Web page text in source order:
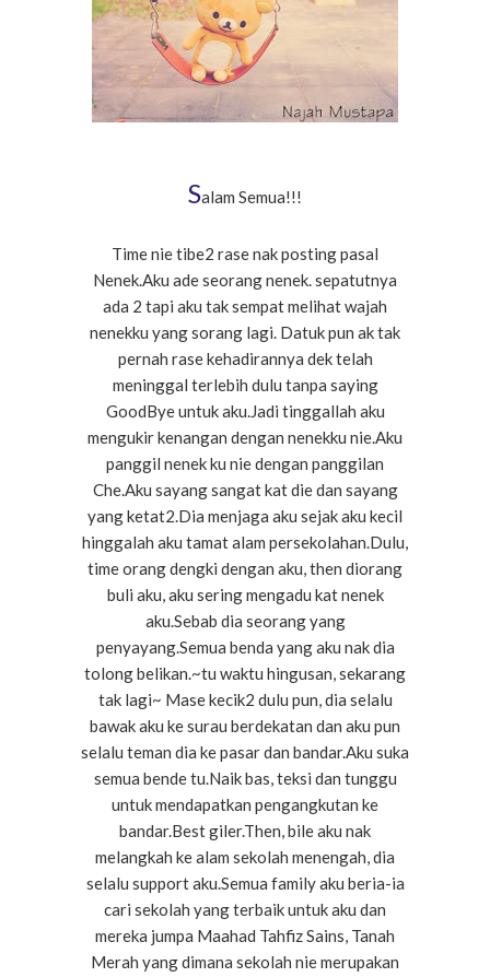
Salam Semua!!!
Time nie tibe2 rase nak posting pasal
Nenek.Aku ade seorang nenek. sepatutnya
ada 2 tapi aku tak sempat melihat wajah
nenekku yang sorang lagi. Datuk pun ak tak
pernah rase kehadirannya dek telah
meninggal terlebih dulu tanpa saying
GoodBye untuk aku.Jadi tinggallah aku
mengukir kenangan dengan nenekku nie.Aku
panggil nenek ku nie dengan panggilan
Che.Aku sayang sangat kat die dan sayang
yang ketat2.Dia menjaga aku sejak aku kecil
hinggalah aku tamat alam persekolahan.Dulu,
time orang dengki dengan aku, then diorang
buli aku, aku sering mengadu kat nenek
aku.Sebab dia seorang yang
penyayang.Semua benda yang aku nak dia
tolong belikan.~tu waktu hingusan, sekarang
tak lagi~ Mase kecik2 dulu pun, dia selalu
bawak aku ke surau berdekatan dan aku pun
selalu teman dia ke pasar dan bandar.Aku suka
semua bende tu.Naik bas, teksi dan tunggu
untuk mendapatkan pengangkutan ke
bandar.Best giler.Then, bile aku nak
melangkah ke alam sekolah menengah, dia
selalu support aku.Semua family aku beria-ia
cari sekolah yang terbaik untuk aku dan
mereka jumpa Maahad Tahfiz Sains, Tanah
Merah yang dimana sekolah nie merupakan